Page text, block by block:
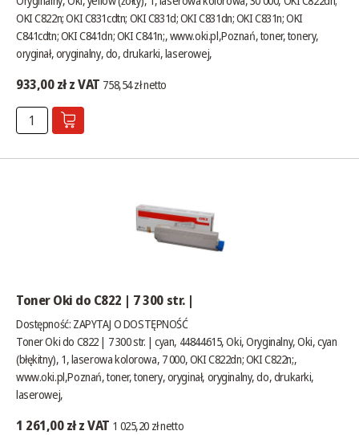
OKI C822n; OKI C831cdtn; OKI C831d; OKI C831dn; OKI C831n; OKI
C841cdtn; OKI C841dn; OKI C841n;,www.oki.pl,Poznań, toner, tonery,
oryginał, oryginalny, do, drukarki, laserowej,
933,00 zł z VAT 758,54 zł netto
Toner Oki do C822 | 7 300 str. |
Dostępność: ZAPYTAJ O DOSTĘPNOŚĆ
Toner Oki do C822 | 7 300 str. | cyan, 44844615, Oki, Oryginalny, Oki, cyan
(błękitny), 1, laserowa kolorowa, 7 000, OKI C822dn; OKI C822n;,
www.oki.pl,Poznań, toner, tonery, oryginał, oryginalny, do, drukarki,
laserowej,
1 261,00 zł z VAT 1 025,20 zł netto